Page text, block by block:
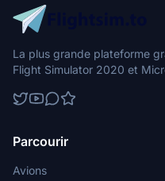
La plus grande plateforme
Flight Simulator 2020 et
Parcourir
Avions